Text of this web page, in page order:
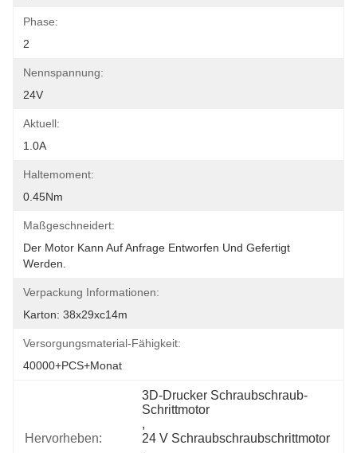
Phase:
2
Nennspannung:
24V
Aktuell:
1.0A
Haltemoment:
0.45Nm
Maßgeschneidert:
Der Motor Kann Auf Anfrage Entworfen Und Gefertigt
Werden.
Verpackung Informationen:
Karton: 38x29xc14m
Versorgungsmaterial-Fähigkeit:
40000+PCS+Monat
Hervorheben:
3D-Drucker Schraubschraub-
Schrittmotor
,
24 V Schraubschraubschrittmotor